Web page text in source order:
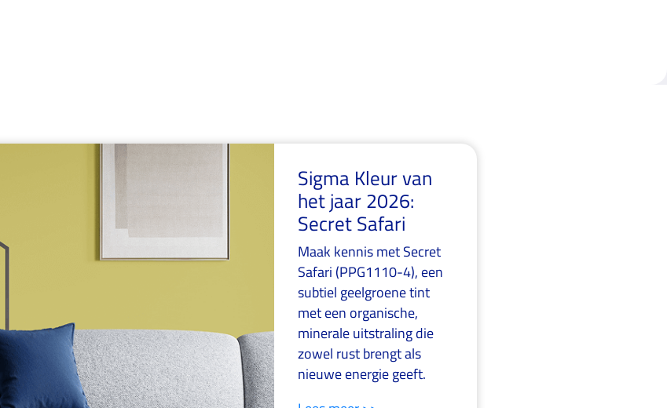
Sigma Kleur van
het jaar 2026:
Secret Safari
Maak kennis met Secret
Safari (PPG1110-4), een
subtiel geelgroene tint
met een organische,
minerale uitstraling die
zowel rust brengt als
nieuwe energie geeft.